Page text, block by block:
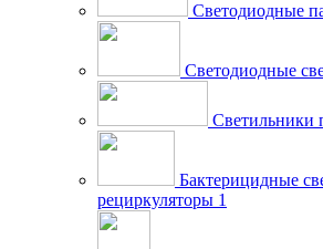
Светодиодные
Светодиодные
Светильники
Бактерицидные
рециркуляторы 1